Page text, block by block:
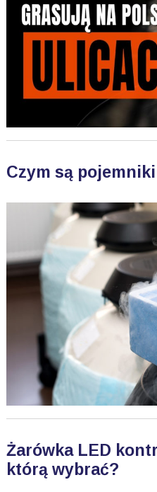
Czym są
Żarówka LED
którą wybrać?